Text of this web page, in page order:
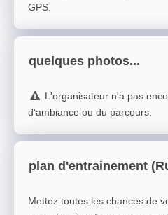
GPS.
quelques photos...
L'organisateur n'a pas
d'ambiance ou du parcours.
plan d'entrainement
Mettez toutes les chances de